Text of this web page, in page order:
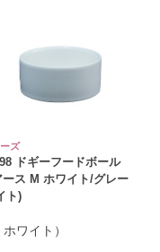
ズ
ドギーフードボール
ース M ホワイト/グレー
ト)
ワイト）